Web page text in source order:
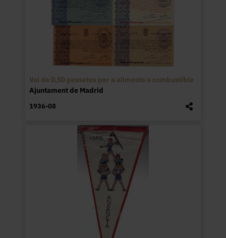
Val de 0,50 pessetes per a aliments o combustible
Ajuntament de Madrid
1936-08